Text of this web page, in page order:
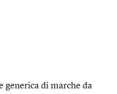
generica di marche da